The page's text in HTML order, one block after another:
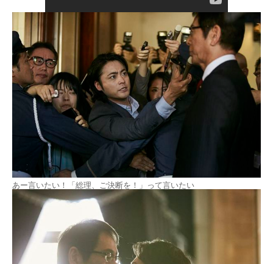
あー言いたい！「総理、ご決断を！」って言いたい